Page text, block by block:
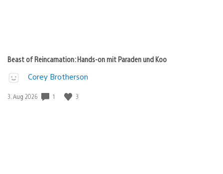
Beast of Reincarnation: Hands-on mit Paraden und Koo
Corey Brotherson
Veröffentlichungsdatum:
3. Aug 2026 1 3